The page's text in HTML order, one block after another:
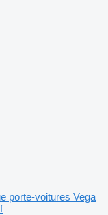
porte-voitures Vega